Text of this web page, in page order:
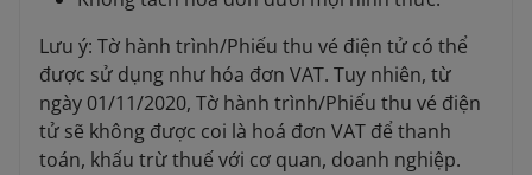
Lưu ý: Tờ hành trình/Phiếu thu vé điện tử có thể
được sử dụng như hóa đơn VAT. Tuy nhiên, từ
ngày 01/11/2020, Tờ hành trình/Phiếu thu vé điện
tử sẽ không được coi là hoá đơn VAT để thanh
toán, khấu trừ thuế với cơ quan, doanh nghiệp.